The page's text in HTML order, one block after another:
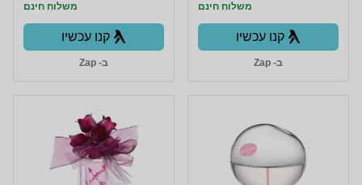
משלוח חינם
קנו עכשיו
ב- Zap
משלוח חינם
קנו עכשיו
ב- Zap